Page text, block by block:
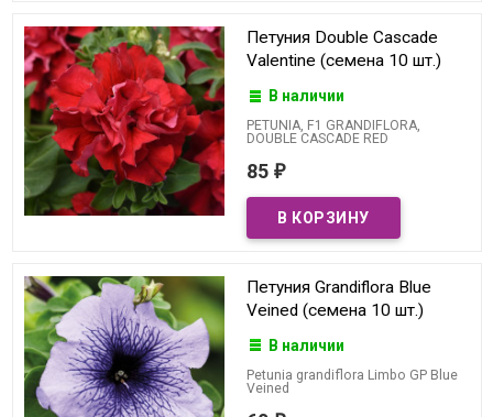
Петуния Double Cascade
Valentine (семена 10 шт.)
В наличии
PETUNIA, F1 GRANDIFLORA,
DOUBLE CASCADE RED
85 ₽
Петуния Grandiflora Blue
Veined (семена 10 шт.)
В наличии
Petunia grandiflora Limbo GP Blue
Veined